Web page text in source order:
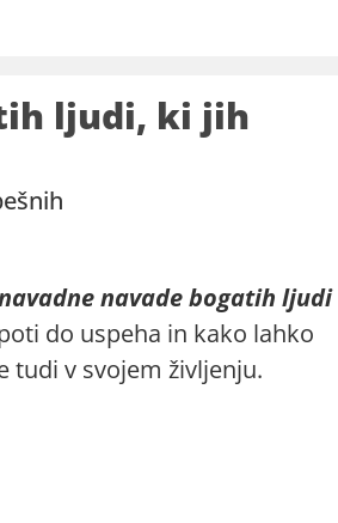
ljudi, ki jih
navade bogatih ljudi
do uspeha in kako lahko
tudi v svojem življenju.